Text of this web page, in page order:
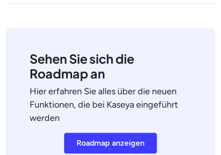
Sehen Sie sich die
Roadmap an
Hier erfahren Sie alles über die neuen
Funktionen, die bei Kaseya eingeführt
werden
Roadmap anzeigen